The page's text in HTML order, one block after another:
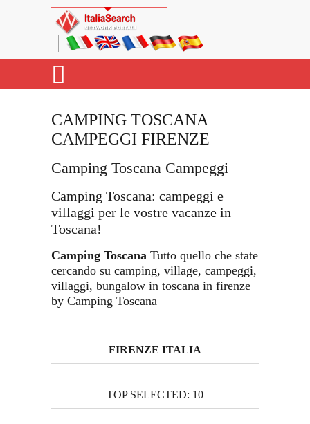
CAMPING TOSCANA
CAMPEGGI FIRENZE
Camping Toscana Campeggi
Camping Toscana: campeggi e
villaggi per le vostre vacanze in
Toscana!
Camping Toscana Tutto quello che state
cercando su camping, village, campeggi,
villaggi, bungalow in toscana in firenze
by Camping Toscana
FIRENZE ITALIA
TOP SELECTED: 10